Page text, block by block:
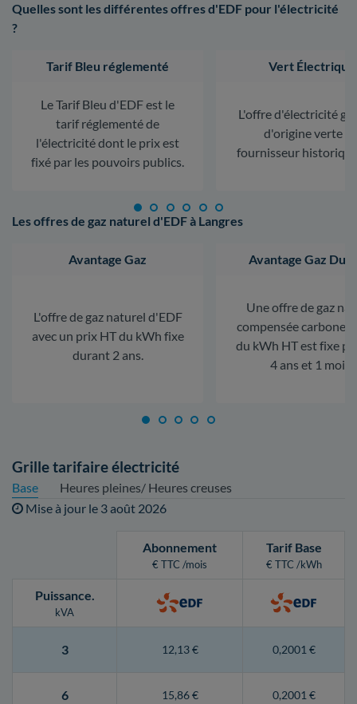
Quelles sont les différentes offres d'EDF pour l'électricité
?
Tarif Bleu réglementé
Le Tarif Bleu d'EDF est le
tarif réglementé de
l'électricité dont le prix est
fixé par les pouvoirs publics.
Vert Électrique
L'offre d'électricité
d'origine verte
fournisseur
Les offres de gaz naturel d'EDF à Langres
Avantage Gaz
L'offre de gaz naturel d'EDF
avec un prix HT du kWh fixe
durant 2 ans.
Avantage Gaz
Une offre de gaz
compensée carbone.
du kWh HT est fixe
4 ans et 1 mois.
Grille tarifaire électricité
Base
Heures pleines/ Heures creuses
Mise à jour le 3 août 2026
Abonnement
€ TTC /mois
Tarif Base
€ TTC /kWh
Puissance.
kVA
3 12,13 € 0,2001 €
6 15,86 € 0,2001 €